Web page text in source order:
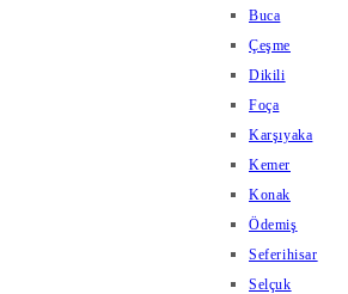
Buca
Çeşme
Dikili
Foça
Karşıyaka
Kemer
Konak
Ödemiş
Seferihisar
Selçuk